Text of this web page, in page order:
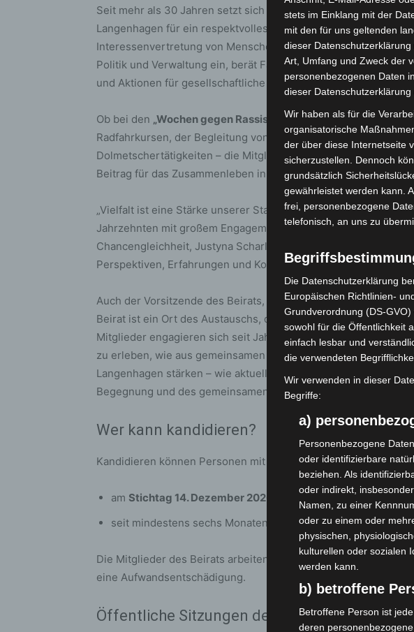
Seit mehr als 30 Jahren setzt sich der Beirat für Integration
Langenhagen für ein respektvolles, vielfältiges und
Interessenvertretung von Menschen mit
Politik und Verwaltung ein, berät Fachausschüsse und
und Aktionen für gesellschaftliche Teilhabe und
Ob bei den „Wochen gegen Rassismus“, der Interkulturellen
Radfahrkursen, der Begleitung von geflüchteten Menschen
Dolmetschertätigkeiten – die Mitglieder des Beirats leisten seit
Beitrag für das Zusammenleben in der Stadtgesellschaft.
„Vielfalt ist eine Stärke unserer Stadt. Der Beirat lebt dieses
Jahrzehnten mit großem Engagement und vielen Ideen“, betont
Chancengleichheit, Justyna Scharlé. „Jetzt werden erneut
Perspektiven, Erfahrungen und Kompetenzen in den nächsten
Auch der Vorsitzende des Beirats, Erwin Eder, freut sich auf
Beirat ist ein Ort des Austauschs, des Zuhörens und des
Mitglieder engagieren sich seit Jahren mit Herzblut für andere
zu erleben, wie aus gemeinsamen Ideen konkrete Projekte
Langenhagen stärken – wie aktuell unsere Initiative für einen
Begegnung und des gemeinsamen Gestaltens.“
Wer kann kandidieren?
Kandidieren können Personen mit Migrationshintergrund, die
am Stichtag 14. Dezember 2026
mindestens 18 Jahre alt
seit mindestens sechs Monaten ihren Hauptwohnsitz in
Die Mitglieder des Beirats arbeiten ehrenamtlich und erhalten
eine Aufwandsentschädigung.
Öffentliche Sitzungen des Beirats
stets im Einklang mit der
mit den für uns geltenden
dieser
Art, Umfang und Zweck der
personenbezogenen Daten
dieser
Wir haben als für die
organisatorische
der über diese Internetseite
sicherzustellen. Dennoch
grundsätzlich
gewährleistet werden kann.
frei, personenbezogene
telefonisch, an uns zu
Die Datenschutzerklärung
Europäischen Richtlinien-
Grundverordnung (DS-
sowohl für die Öffentlichkeit
einfach lesbar und
die verwendeten
Wir verwenden in dieser
Begriffe:
a)
Personenbezogene
oder identifizierbare
beziehen. Als
oder indirekt,
Namen, zu einer
oder zu einem oder
physischen,
kulturellen oder sozialen
werden kann.
b) betroffene
Betroffene Person ist
deren